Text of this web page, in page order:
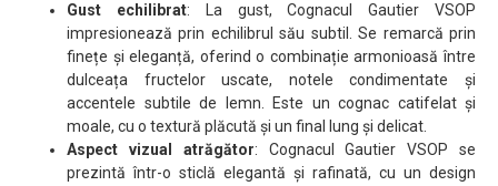
Gust echilibrat: La gust, Cognacul Gautier VSOP
impresionează prin echilibrul său subtil. Se remarcă prin
finețe și eleganță, oferind o combinație armonioasă între
dulceața fructelor uscate, notele condimentate și
accentele subtile de lemn. Este un cognac catifelat și
moale, cu o textură plăcută și un final lung și delicat.
Aspect vizual atrăgător: Cognacul Gautier VSOP se
prezintă într-o sticlă elegantă și rafinată, cu un design